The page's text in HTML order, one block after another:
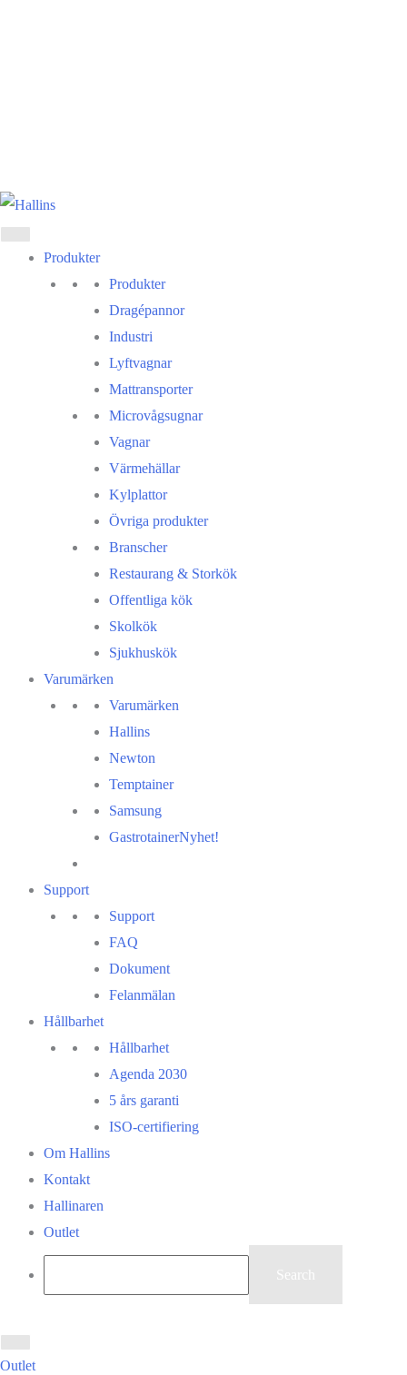
Hoppa
till
innehållProdukter
Produkter
Dragépannor
Industri
Lyftvagnar
Mattransporter
Microvågsugnar
Vagnar
Värmehällar
Kylplattor
Övriga produkter
Branscher
Restaurang & Storkök
Offentliga kök
Skolkök
Sjukhuskök
Varumärken
Varumärken
Hallins
Newton
Temptainer
Samsung
GastrotainerNyhet!
Support
Support
FAQ
Dokument
Felanmälan
Hållbarhet
Hållbarhet
Agenda 2030
5 års garanti
ISO-certifiering
Om Hallins
Kontakt
Hallinaren
Outlet
Outlet